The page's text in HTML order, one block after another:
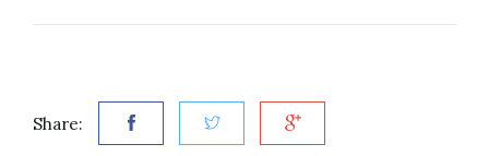
Share: